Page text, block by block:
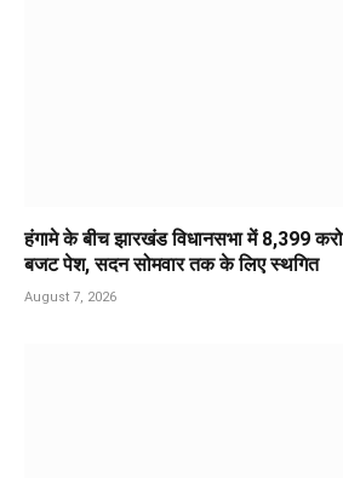
हंगामे के बीच झारखंड विधानसभा में 8,399
बजट पेश, सदन सोमवार तक के लिए स्थगित
August 7, 2026